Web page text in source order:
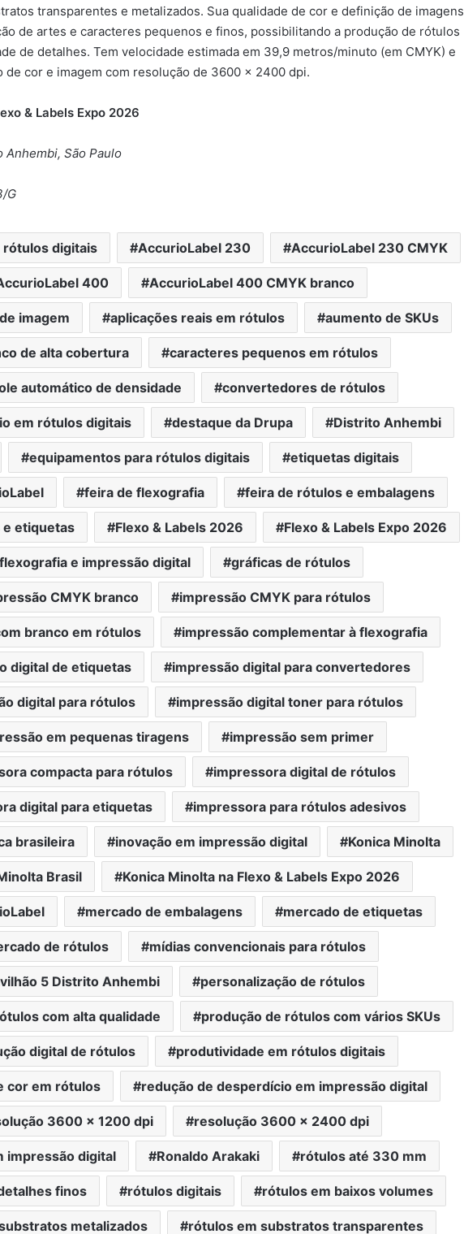
transparentes e metalizados. Sua qualidade de cor e definição de imagens
de artes e caracteres pequenos e finos, possibilitando a produção de rótulos
de detalhes. Tem velocidade estimada em 39,9 metros/minuto (em CMYK) e
de cor e imagem com resolução de 3600 x 2400 dpi.
& Labels Expo 2026
São Paulo
G
rótulos digitais AccurioLabel 230 AccurioLabel 230 CMYK
400 AccurioLabel 400 CMYK branco
imagem aplicações reais em rótulos aumento de SKUs
de alta cobertura caracteres pequenos em rótulos
automático de densidade convertedores de rótulos
em rótulos digitais destaque da Drupa Distrito Anhembi
equipamentos para rótulos digitais etiquetas digitais
feira de flexografia feira de rótulos e embalagens
etiquetas Flexo & Labels 2026 Flexo & Labels Expo 2026
flexografia e impressão digital gráficas de rótulos
CMYK branco impressão CMYK para rótulos
branco em rótulos impressão complementar à flexografia
digital de etiquetas impressão digital para convertedores
digital para rótulos impressão digital toner para rótulos
em pequenas tiragens impressão sem primer
compacta para rótulos impressora digital de rótulos
digital para etiquetas impressora para rótulos adesivos
brasileira inovação em impressão digital Konica Minolta
Brasil Konica Minolta na Flexo & Labels Expo 2026
mercado de embalagens mercado de etiquetas
de rótulos mídias convencionais para rótulos
5 Distrito Anhembi personalização de rótulos
com alta qualidade produção de rótulos com vários SKUs
digital de rótulos produtividade em rótulos digitais
cor em rótulos redução de desperdício em impressão digital
3600 x 1200 dpi resolução 3600 x 2400 dpi
impressão digital Ronaldo Arakaki rótulos até 330 mm
finos rótulos digitais rótulos em baixos volumes
metalizados rótulos em substratos transparentes
Durst destaca ecossistema
industrial para impressão e
estamparia digital na Febratex
Com recorde de trabalhos inscritos
e empresas participantes, 7º
Prêmio Paulista de Excelência
Gráfica conhece seus vencedores